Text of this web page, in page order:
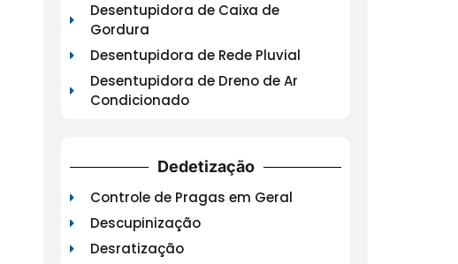
Desentupidora de Caixa de
Gordura
Desentupidora de Rede Pluvial
Desentupidora de Dreno de Ar
Condicionado
Dedetização
Controle de Pragas em Geral
Descupinização
Desratização